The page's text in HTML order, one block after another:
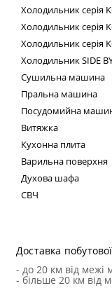
Холодильниксерія
Холодильник серія
Холодильник серія
ХолодильникSIDE
Сушильна машина
Пральна машина
Посудомийна
Витяжка
Кухонна плита
Варильна поверхня
Духова шафа
СВЧ
Доставка
- до 20 км від
- більше 20 км від